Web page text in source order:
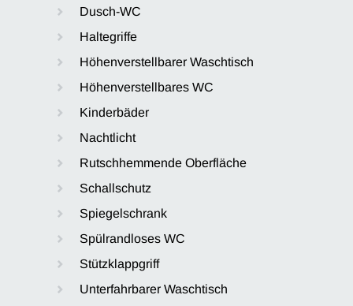
Dusch-WC
Haltegriffe
Höhenverstellbarer Waschtisch
Höhenverstellbares WC
Kinderbäder
Nachtlicht
Rutschhemmende Oberfläche
Schallschutz
Spiegelschrank
Spülrandloses WC
Stützklappgriff
Unterfahrbarer Waschtisch